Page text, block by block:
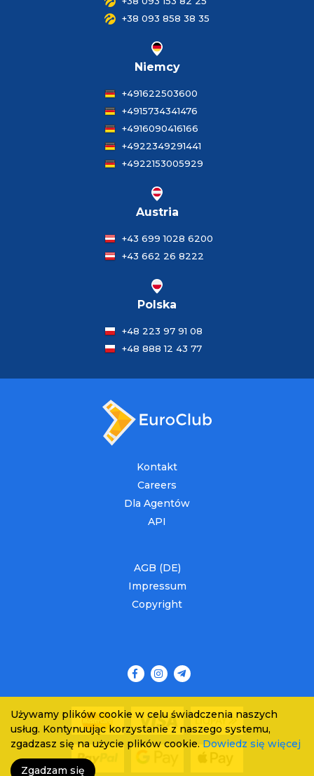
+38 093 858 38 35
Niemcy
+491622503600
+4915734341476
+4916090416166
+4922349291441
+4922153005929
Austria
+43 699 1028 6200
+43 662 26 8222
Polska
+48 223 97 91 08
+48 888 12 43 77
Kontakt
Careers
Dla Agentów
API
AGB (DE)
Impressum
Copyright
Używamy plików cookie w celu świadczenia naszych
usług. Kontynuując korzystanie z naszego systemu,
zgadzasz się na użycie plików cookie. Dowiedz się więcej
Zgadzam się